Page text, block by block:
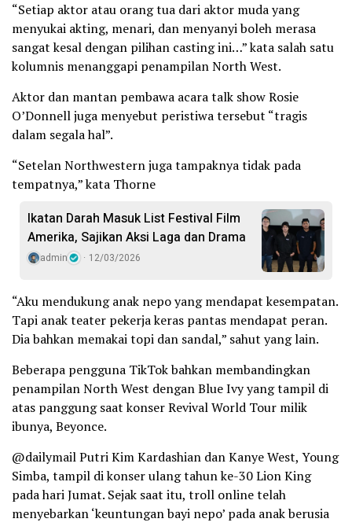
“Setiap aktor atau orang tua dari aktor muda yang
menyukai akting, menari, dan menyanyi boleh merasa
sangat kesal dengan pilihan casting ini…” kata salah satu
kolumnis menanggapi penampilan North West.
Aktor dan mantan pembawa acara talk show Rosie
O’Donnell juga menyebut peristiwa tersebut “tragis
dalam segala hal”.
“Setelan Northwestern juga tampaknya tidak pada
tempatnya,” kata Thorne
Ikatan Darah Masuk List Festival Film
Amerika, Sajikan Aksi Laga dan Drama
admin 12/03/2026
“Aku mendukung anak nepo yang mendapat kesempatan.
Tapi anak teater pekerja keras pantas mendapat peran.
Dia bahkan memakai topi dan sandal,” sahut yang lain.
Beberapa pengguna TikTok bahkan membandingkan
penampilan North West dengan Blue Ivy yang tampil di
atas panggung saat konser Revival World Tour milik
ibunya, Beyonce.
@dailymail Putri Kim Kardashian dan Kanye West, Young
Simba, tampil di konser ulang tahun ke-30 Lion King
pada hari Jumat. Sejak saat itu, troll online telah
menyebarkan ‘keuntungan bayi nepo’ pada anak berusia